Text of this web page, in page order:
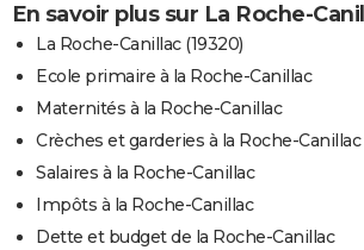
En savoir plus sur La Roche-
La Roche-Canillac (19320)
Ecole primaire à la Roche-Canillac
Maternités à la Roche-Canillac
Crèches et garderies à la Roche-Canillac
Salaires à la Roche-Canillac
Impôts à la Roche-Canillac
Dette et budget de la Roche-Canillac